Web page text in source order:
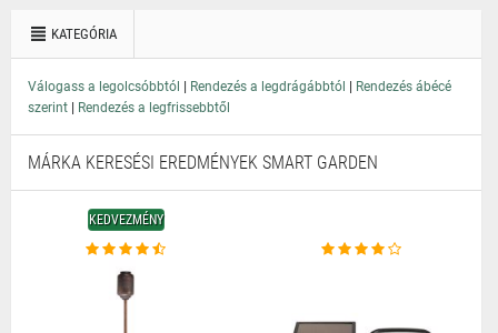
KATEGÓRIA
Válogass a legolcsóbbtól | Rendezés a legdrágábbtól | Rendezés ábécé
szerint | Rendezés a legfrissebbtől
MÁRKA KERESÉSI EREDMÉNYEK SMART GARDEN
KEDVEZMÉNY